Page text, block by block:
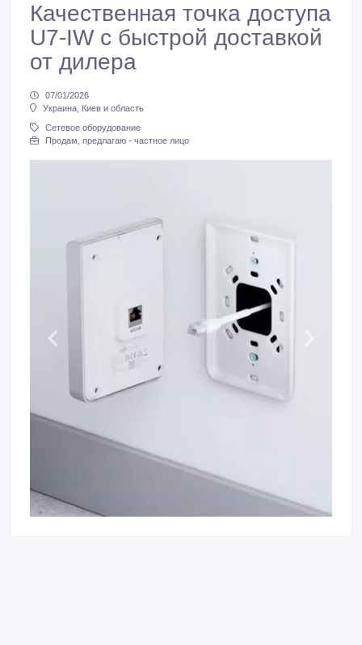
Качественная точка доступа
U7-IW с быстрой доставкой
от дилера
07/01/2026
Украина, Киев и область
Сетевое оборудование
Продам, предлагаю - частное лицо